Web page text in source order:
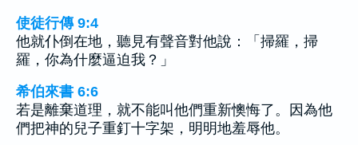
使徒行傳 9:4
他就仆倒在地，聽見有聲音對他說：「掃羅，掃
羅，你為什麼逼迫我？」
希伯來書 6:6
若是離棄道理，就不能叫他們重新懊悔了。因為他
們把神的兒子重釘十字架，明明地羞辱他。